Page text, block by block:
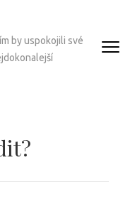
by uspokojili své